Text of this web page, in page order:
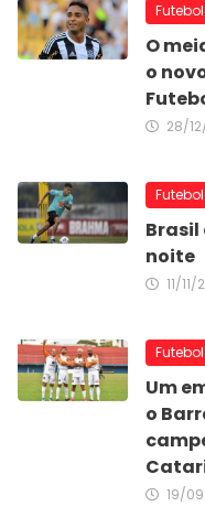
Futebol
O
o
28/
Futebol
Brasil
noite
11/11/
Futebol
Um
o
19/